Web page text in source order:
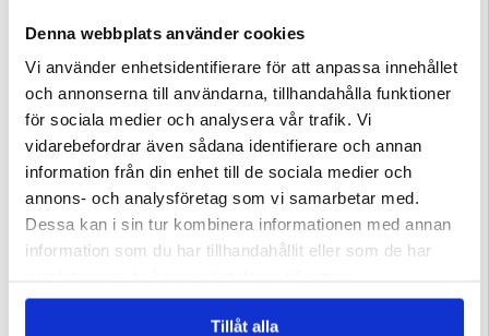
Denna webbplats använder cookies
Vi använder enhetsidentifierare för att anpassa innehållet
och annonserna till användarna, tillhandahålla funktioner
för sociala medier och analysera vår trafik. Vi
vidarebefordrar även sådana identifierare och annan
information från din enhet till de sociala medier och
annons- och analysföretag som vi samarbetar med.
Dessa kan i sin tur kombinera informationen med annan
information som du har tillhandahållit eller som de har
Tillåt alla
dig ökat skydd för din enhet.
Funktioner:
- Matt gummibaserat yttermaterial som ger ett bra grepp.
- Flexibelt snap on design.
- Stötdämpande tunt material.
- Full tillgång till samtliga portar och knappar.
- Hårdplast material med ett tunt lager av gummi
Denna produkt är kompatibel med:OnePlus Nord
Förpackning:Bulk
EAN: 5714122174703
Relaterade kategorier:Mobiltillbehör , OnePlus Skal & Tillbehör, OnePlus Nord